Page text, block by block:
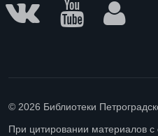
© 2026 Библиотеки
При цитировании материалов